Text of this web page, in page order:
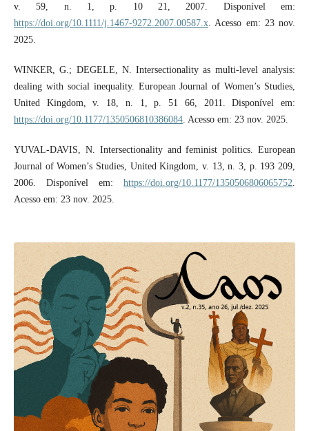
v. 59, n. 1, p. 10 21, 2007. Disponível em:
https://doi.org/10.1111/j.1467-9272.2007.00587.x. Acesso em: 23 nov.
2025.
WINKER, G.; DEGELE, N. Intersectionality as multi-level analysis:
dealing with social inequality. European Journal of Women’s Studies,
United Kingdom, v. 18, n. 1, p. 51 66, 2011. Disponível em:
https://doi.org/10.1177/1350506810386084. Acesso em: 23 nov. 2025.
YUVAL-DAVIS, N. Intersectionality and feminist politics. European
Journal of Women’s Studies, United Kingdom, v. 13, n. 3, p. 193 209,
2006. Disponível em:https://doi.org/10.1177/1350506806065752
Acesso em: 23 nov. 2025.